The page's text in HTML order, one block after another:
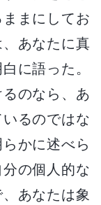
まにしてお
あなたに真
に語った。
のなら、あ
るのではな
かに述べら
の個人的な
あなたは象